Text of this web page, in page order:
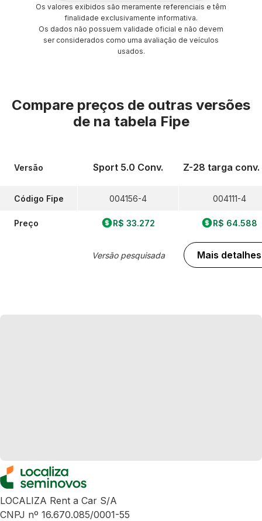
Os valores exibidos são meramente referenciais e têm
finalidade exclusivamente informativa.
Os dados não possuem validade oficial e não devem
ser considerados como uma avaliação de veículos
usados.
Compare preços de outras versões
de na tabela Fipe
Versão
Código Fipe
Preço
Sport 5.0 Conv.
004156-4
R$ 33.272
Versão pesquisada
Z-28 targa conv.
004111-4
R$ 64.588
Mais detalhes
LOCALIZA Rent a Car S/A
CNPJ nº 16.670.085/0001-55